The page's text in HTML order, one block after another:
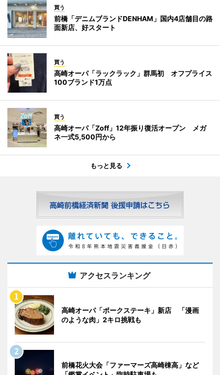
買う
前橋「デニムブランドDENHAM」国内4店舗目の路
面新店、好スタート
買う
高崎オーパ「ラックラック」群馬初 オフプライス
100ブランド1万点
買う
高崎オーパ「Zoff」12年振り復活オープン メガ
ネ一式5,500円から
もっと見る
アクセスランキング
高崎オーパ「ポークステーキ」新店 「漫画
のような肉」2キロ挑戦も
前橋花火大会「ファーマーズ高崎棟高」など